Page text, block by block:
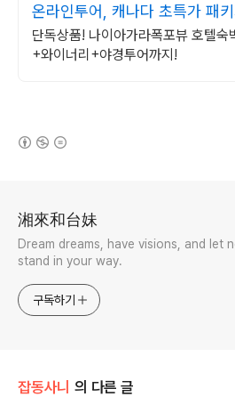
온라인투어, 캐나다 초특가 패
단독상품! 나이아가라폭포뷰 호텔숙
+와이너리+야경투어까지!
湘來和台妹
Dream dreams, have visions, and let
stand in your way.
구독하기
잡동사니 의 다른 글